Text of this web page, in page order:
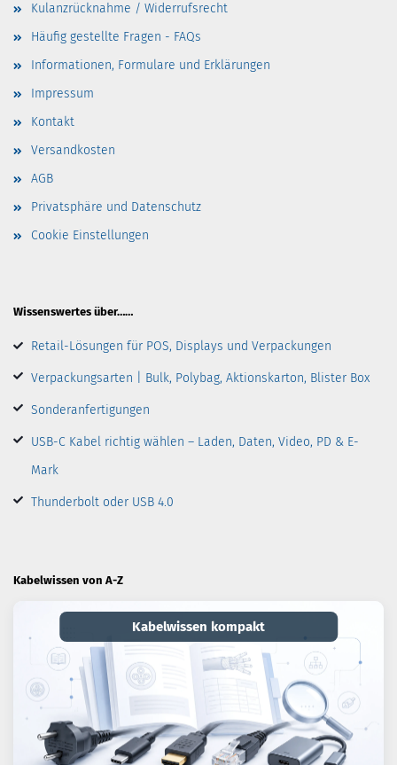
Kulanzrücknahme / Widerrufsrecht
Häufig gestellte Fragen - FAQs
Informationen, Formulare und Erklärungen
Impressum
Kontakt
Versandkosten
AGB
Privatsphäre und Datenschutz
Cookie Einstellungen
Wissenswertes über……
Retail-Lösungen für POS, Displays und Verpackungen
Verpackungsarten | Bulk, Polybag, Aktionskarton, Blister Box
Sonderanfertigungen
USB-C Kabel richtig wählen – Laden, Daten, Video, PD & E-
Mark
Thunderbolt oder USB 4.0
Kabelwissen von A-Z
Kabelwissen kompakt